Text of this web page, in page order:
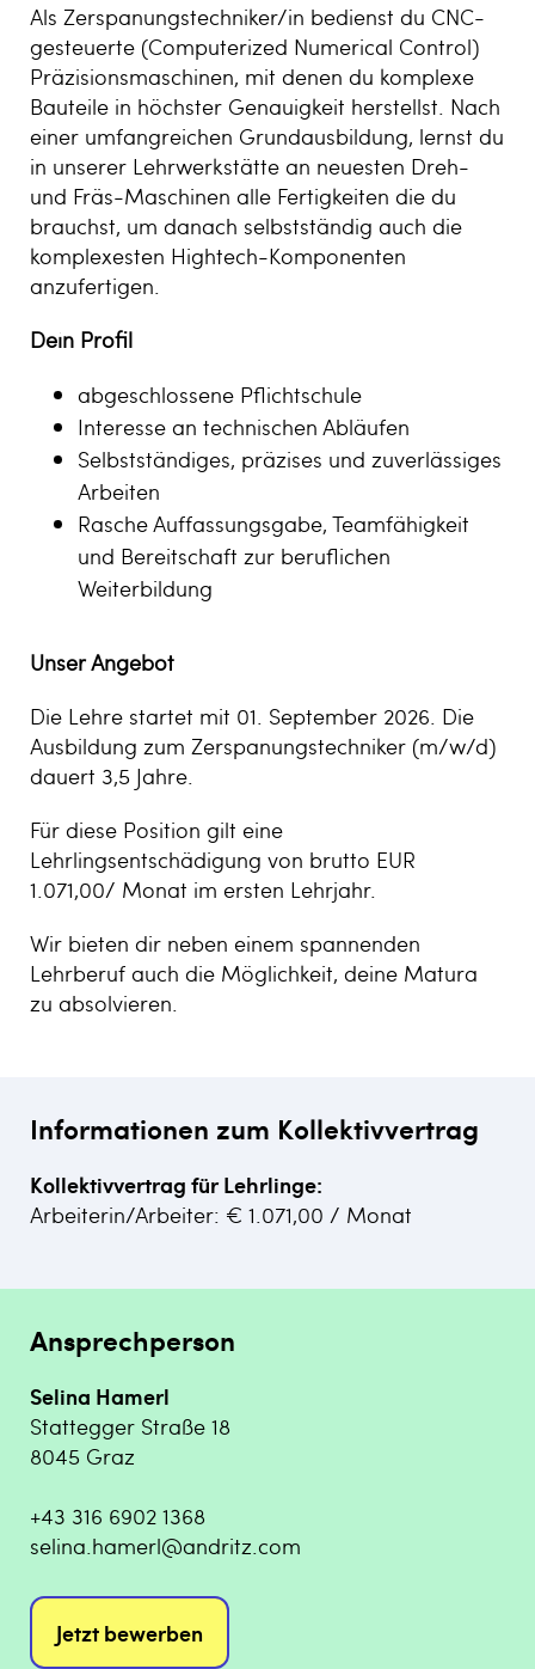
Als Zerspanungstechniker/in bedienst du CNC-
gesteuerte (Computerized Numerical Control)
Präzisionsmaschinen, mit denen du komplexe
Bauteile in höchster Genauigkeit herstellst. Nach
einer umfangreichen Grundausbildung, lernst du
in unserer Lehrwerkstätte an neuesten Dreh-
und Fräs-Maschinen alle Fertigkeiten die du
brauchst, um danach selbstständig auch die
komplexesten Hightech-Komponenten
anzufertigen.
Dein Profil
abgeschlossene Pflichtschule
Interesse an technischen Abläufen
Selbstständiges, präzises und zuverlässiges
Arbeiten
Rasche Auffassungsgabe, Teamfähigkeit
und Bereitschaft zur beruflichen
Weiterbildung
Unser Angebot
Die Lehre startet mit 01. September 2026. Die
Ausbildung zum Zerspanungstechniker (m/w/d)
dauert 3,5 Jahre.
Für diese Position gilt eine
Lehrlingsentschädigung von brutto EUR
1.071,00/ Monat im ersten Lehrjahr.
Wir bieten dir neben einem spannenden
Lehrberuf auch die Möglichkeit, deine Matura
zu absolvieren.
Informationen zum Kollektivvertrag
Kollektivvertrag für Lehrlinge:
Arbeiterin/Arbeiter: € 1.071,00 / Monat
Ansprechperson
Selina Hamerl
Stattegger Straße 18
8045 Graz
+43 316 6902 1368
selina.hamerl@andritz.com
Jetzt bewerben